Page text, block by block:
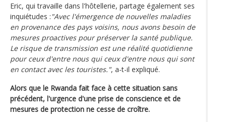
Eric, qui travaille dans l'hôtellerie, partage également ses
inquiétudes : "Avec l'émergence de nouvelles maladies
en provenance des pays voisins, nous avons besoin de
mesures proactives pour préserver la santé publique.
Le risque de transmission est une réalité quotidienne
pour ceux d'entre nous qui ceux d'entre nous qui sont
en contact avec les touristes.", a-t-il expliqué.
Alors que le Rwanda fait face à cette situation sans
précédent, l'urgence d'une prise de conscience et de
mesures de protection ne cesse de croître.